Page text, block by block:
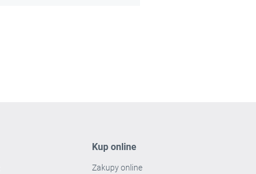
Kup online
Zakupy online